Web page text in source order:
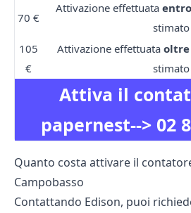
Attiva il
papernest--> 02
70 €
Attivazione effettuata
stimato
105
€
Attivazione effettuata
stimato
Quanto costa attivare il
Campobasso
Contattando Edison, puoi